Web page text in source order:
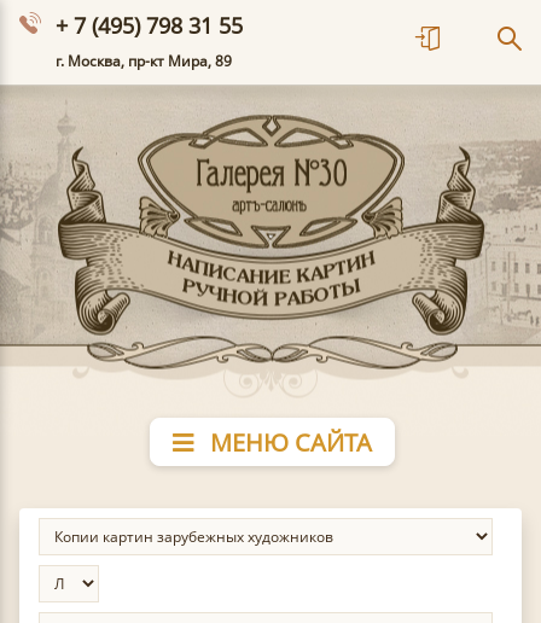
+ 7 (495) 798 31 55
г. Москва, пр-кт Мира, 89
МЕНЮ САЙТА